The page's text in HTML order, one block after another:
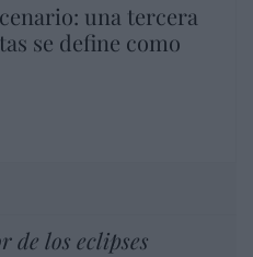
una tercera
se define como
de los eclipses